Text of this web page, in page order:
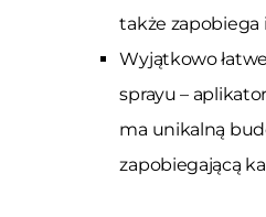
także
Wyjątkowo
sprayu –
ma unikalną
zapobiegającą